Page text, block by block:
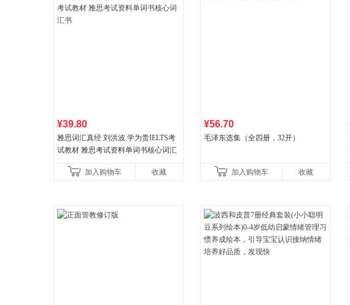
¥39.80
雅思词汇真经 刘洪波 学为贵IELTS考
试教材 雅思考试资料单词书核心词汇
加入购物车
收藏
¥56.70
毛泽东选集（全四册，32开）
加入购物车 收藏